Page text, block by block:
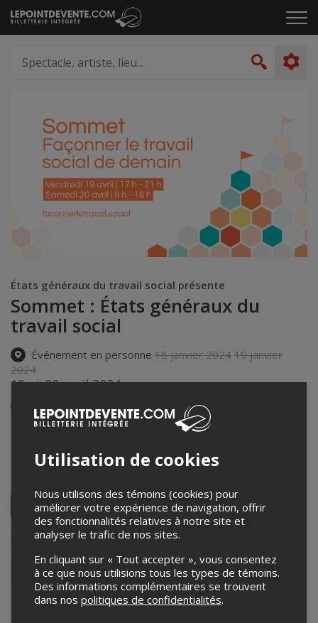
Passer
au
le
artiste,
lieu...
États généraux du travail social présente
Sommet : États généraux du
travail social
Événement en personne 18 janvier 2024 19 janvier
2024
19 et 20 avril 2024
Afficher les heures de l'événement
Collège de Maisonneuve (plusieurs salles)
Facebook
Twitter
LinkedinPinterestEnvoyer
par
courriel
Lepointdevente.com agit à titre de mandataire pour États généraux
du travail social dans le cadre de l’affichage en ligne et la vente de
billets pour ses événements.
Pour plus d’information à propos de cet événement, veuillez
contacter l’organisateur de l’événement, États généraux du travail
social, àfaconnerletravail.social@gmail.com.
Utilisation de cookies
Nous utilisons des témoins (cookies) pour
améliorer votre expérience de navigation, offrir
des fonctionnalités relatives à notre site et
analyser le trafic de nos sites.
En cliquant sur « Tout accepter », vous consentez
à ce que nous utilisions tous les types de témoins.
Des informations complémentaires se trouvent
dans nos politiques de confidentialités.